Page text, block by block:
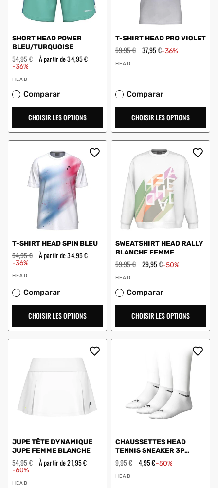
SHORT HEAD POWER
BLEU/TURQUOISE
Prix
régulier
54,95 € Prix
en
À partir de 34,95 €
-36%
Vendeur
HEAD
Comparar
CHOISIR LES OPTIONS
T-SHIRT HEAD PRO VIOLET
Prix
régulier
59,95 € Prix
en
37,95 €-36%
Vendeur
HEAD
Comparar
CHOISIR LES OPTIONS
T-SHIRT HEAD SPIN BLEU
Prix
régulier
54,95 € Prix
en
À partir de 34,95 €
-36%
Vendeur
HEAD
Comparar
CHOISIR LES OPTIONS
SWEATSHIRT HEAD RALLY
BLANCHE FEMME
Prix
régulier
59,95 € Prix
29,95 €-50%
Vendeur
HEAD
Comparar
CHOISIR LES OPTIONS
JUPE TÊTE DYNAMIQUE
JUPE FEMME BLANCHE
Prix
régulier
54,95 € Prix
en
À partir de 21,95 €
-60%
Vendeur
HEAD
CHAUSSETTES HEAD
TENNIS SNEAKER 3P
BLANC
Prix
régulier
9,95 € Prix
en
4,95 €-50%
Vendeur
HEAD